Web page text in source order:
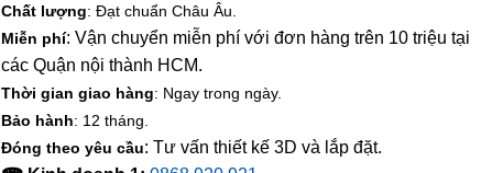
Chất lượng: Đạt chuẩn Châu Âu.
Miễn phí: Vận chuyển miễn phí với đơn hàng trên 10 triệu tại
các Quận nội thành HCM.
Thời gian giao hàng: Ngay trong ngày.
Bảo hành: 12 tháng.
Đóng theo yêu cầu: Tư vấn thiết kế 3D và lắp đặt.